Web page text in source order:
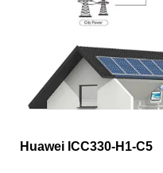
Huawei ICC330-H1-C5